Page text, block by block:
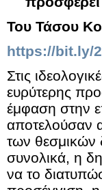
Του Τάσου
https://bit.ly/
Στις
ευρύτερης
έμφαση στην
αποτελούσαν
των θεσμικών
συνολικά, η
να το